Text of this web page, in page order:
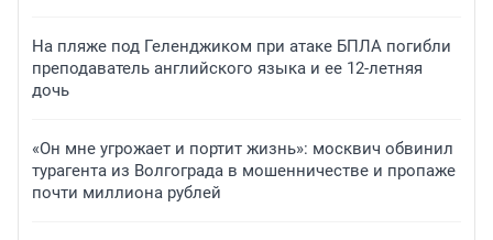
На пляже под Геленджиком при атаке БПЛА погибли
преподаватель английского языка и ее 12-летняя
дочь
«Он мне угрожает и портит жизнь»: москвич обвинил
турагента из Волгограда в мошенничестве и пропаже
почти миллиона рублей